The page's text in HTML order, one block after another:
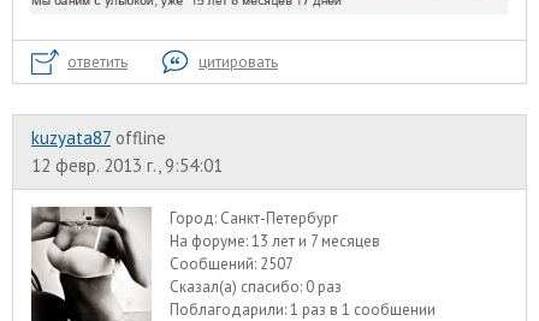
ответить цитировать
kuzyata87 offline
12 февр. 2013 г., 9:54:01
Город: Санкт-Петербург
На форуме:13 лет и 7 месяцев
Сообщений: 2507
Сказал(а) спасибо: 0 раз
Поблагодарили:1 раз в 1 сообщении